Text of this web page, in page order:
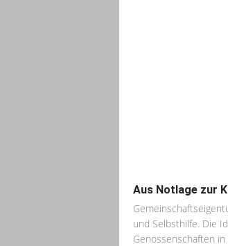
Aus Notlage zur
und Selbsthilfe. Die
Genossenschaften in